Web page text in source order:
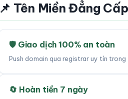
📌 Tên Miền Đẳng
🛡 Giao dịch 100% an toàn
Push domain qua registrar uy tín
🔄 Hoàn tiền 7 ngày